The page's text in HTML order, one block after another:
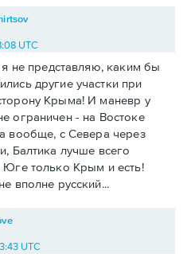
UTC
я не представляю, каким бы
другие участки при
Крыма! И маневр у
ограничен - на Востоке
вообще, с Севера через
Балтика лучше всего
только Крым и есть!
вполне русский...
UTC